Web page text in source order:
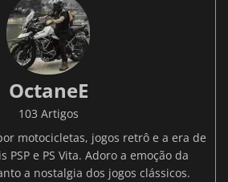
OctaneE
103 Artigos
motocicletas, jogos retrô e a era de
PSP e PS Vita. Adoro a emoção da
a nostalgia dos jogos clássicos.